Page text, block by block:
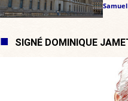
SIGNÉ DOMINIQUE